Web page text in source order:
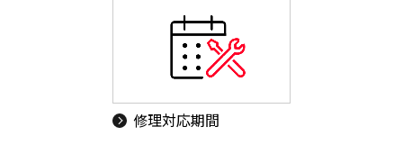
修理対応期間